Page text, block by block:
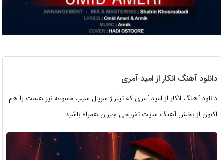
دانلود آهنگ انکار از امید آمری
دانلود آهنگ انکار از امید آمری که تیتراژ سریال سیب ممنوعه نیز هست را هم
اکنون از بخش آهنگ سایت تفریحی جیران همراه باشید.